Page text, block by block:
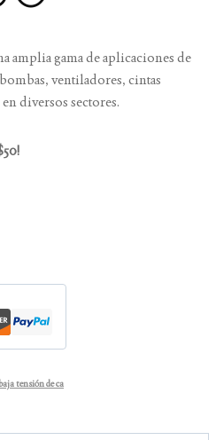
amplia gama de aplicaciones de
ventiladores, cintas
diversos sectores.
tensión de ca